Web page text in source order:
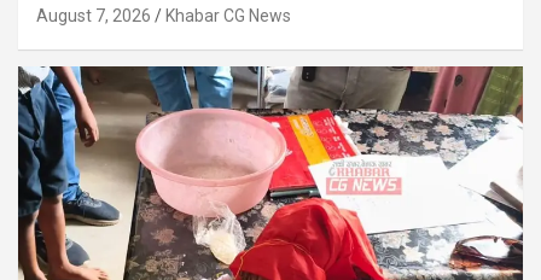
August 7, 2026 Khabar CG News